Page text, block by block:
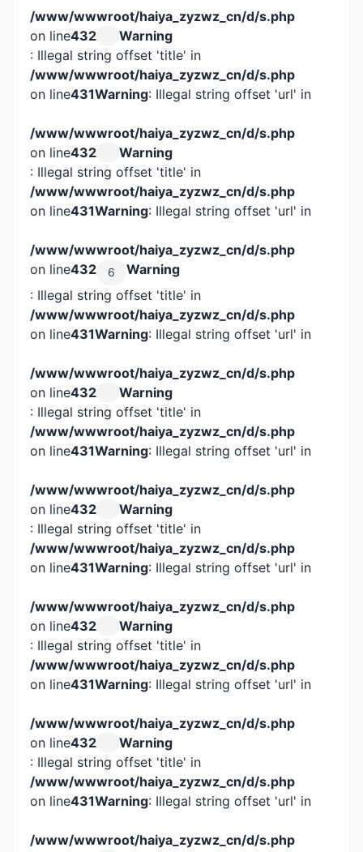
/www/wwwroot/haiya_zyzwz_cn/d/s.php
on line432
Warning
: Illegal string offset 'title' in
/www/wwwroot/haiya_zyzwz_cn/d/s.php
on line431Warning: Illegal string offset 'url' in
/www/wwwroot/haiya_zyzwz_cn/d/s.php
on line432
Warning
: Illegal string offset 'title' in
/www/wwwroot/haiya_zyzwz_cn/d/s.php
on line431Warning: Illegal string offset 'url' in
/www/wwwroot/haiya_zyzwz_cn/d/s.php
on line432 6
Warning
: Illegal string offset 'title' in
/www/wwwroot/haiya_zyzwz_cn/d/s.php
on line431Warning: Illegal string offset 'url' in
/www/wwwroot/haiya_zyzwz_cn/d/s.php
on line432
Warning
: Illegal string offset 'title' in
/www/wwwroot/haiya_zyzwz_cn/d/s.php
on line431Warning: Illegal string offset 'url' in
/www/wwwroot/haiya_zyzwz_cn/d/s.php
on line432
Warning
: Illegal string offset 'title' in
/www/wwwroot/haiya_zyzwz_cn/d/s.php
on line431Warning: Illegal string offset 'url' in
/www/wwwroot/haiya_zyzwz_cn/d/s.php
on line432
Warning
: Illegal string offset 'title' in
/www/wwwroot/haiya_zyzwz_cn/d/s.php
on line431Warning: Illegal string offset 'url' in
/www/wwwroot/haiya_zyzwz_cn/d/s.php
on line432
Warning
: Illegal string offset 'title' in
/www/wwwroot/haiya_zyzwz_cn/d/s.php
on line431Warning: Illegal string offset 'url' in
/www/wwwroot/haiya_zyzwz_cn/d/s.php